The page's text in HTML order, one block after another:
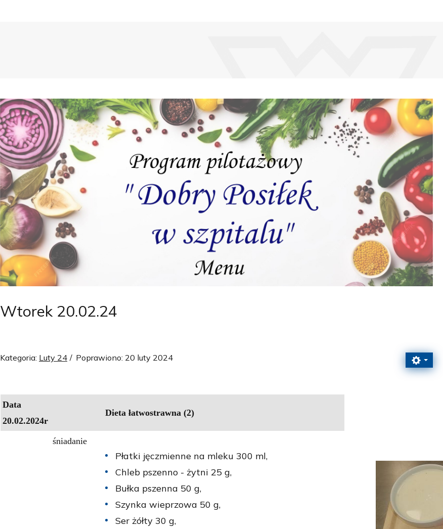
Wtorek 20.02.24
Kategoria: Luty 24 Poprawiono: 20 luty 2024
Data
20.02.2024r
Dieta łatwostrawna (2)
śniadanie
Płatki jęczmienne na mleku 300 ml,
Chleb pszenno - żytni 25 g,
Bułka pszenna 50 g,
Szynka wieprzowa 50 g,
Ser żółty 30 g,